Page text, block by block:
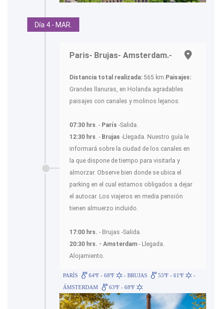
Día 4 - MAR.
Paris- Brujas- Amsterdam.-
Distancia total realizada: 565 km. Paisajes:
Grandes llanuras, en Holanda agradables
paisajes con canales y molinos lejanos.
07:30 hrs . - París -Salida.
12:30 hrs . - Brujas -Llegada. Nuestro guía le
informará sobre la ciudad de los canales en
la que dispone de tiempo para visitarla y
almorzar. Observe bien donde se ubica el
parking en el cual estamos obligados a dejar
el autocar. Los viajeros en media pensión
tienen almuerzo incluido.
17:00 hrs. - Brujas -Salida.
20:30 hrs. - Amsterdam - Llegada.
Alojamiento.
PARÍS 64ºF - 68ºF - BRUJAS 55ºF - 61ºF
-
ÁMSTERDAM
63ºF - 68ºF